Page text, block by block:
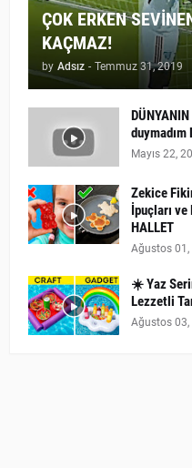
ÇOK ERKEN
KAÇMAZ!
by Adsız - Temmuz 31, 2019
duymadım
Mayıs 22,
Zekice
İpuçları ve
HALLET
Ağustos 01,
☀️ Yaz
Lezzetli
Ağustos 03,